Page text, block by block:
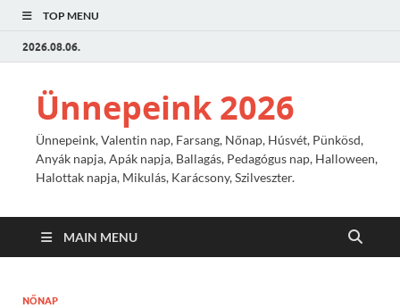
TOP MENU
2026.08.06.
Ünnepeink 2026
Ünnepeink, Valentin nap, Farsang, Nőnap, Húsvét, Pünkösd,
Anyák napja, Apák napja, Ballagás, Pedagógus nap, Halloween,
Halottak napja, Mikulás, Karácsony, Szilveszter.
MAIN MENU
NŐNAP